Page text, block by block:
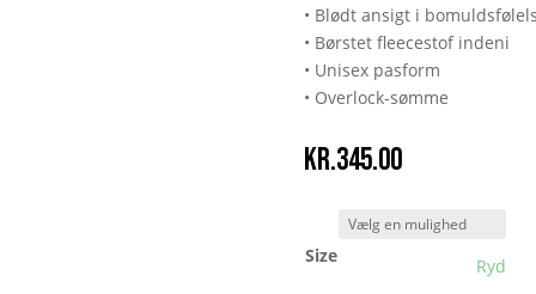
• Blødt ansigt i
• Børstet fleecestof indeni
• Unisex pasform
• Overlock-sømme
kr.345.00
Size Ryd